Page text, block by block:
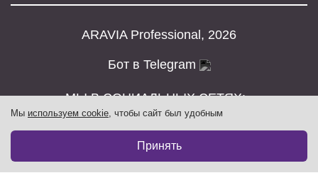
ARAVIA Professional, 2026
Бот в Telegram
МЫ В СОЦИАЛЬНЫХ СЕТЯХ:
Мы используем cookie, чтобы сайт был удобным
ПринятьВ корзину